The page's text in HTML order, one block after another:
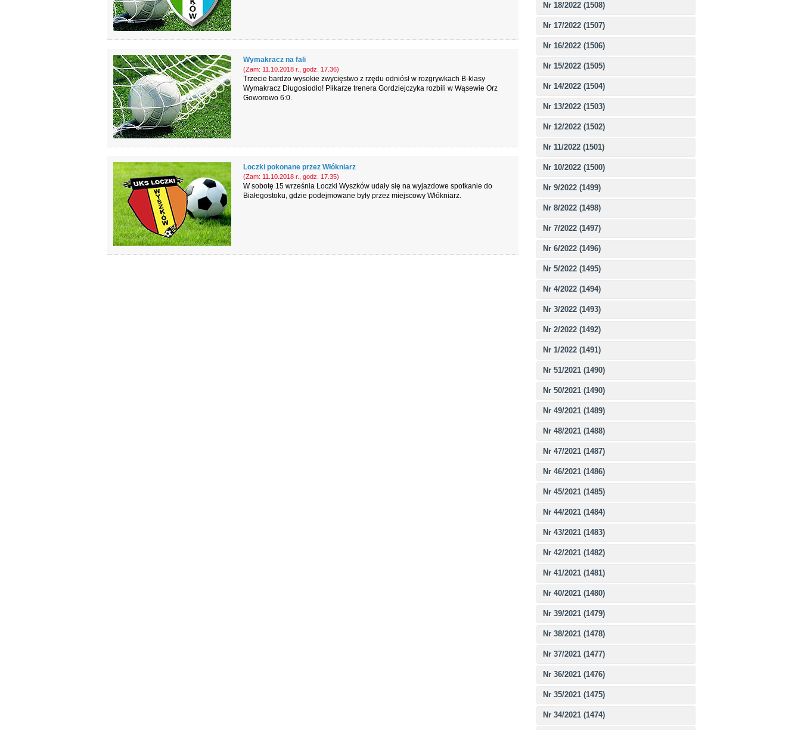
Nr 18/2022 (1508)
Nr 17/2022 (1507)
Nr 16/2022 (1506)
Nr 15/2022 (1505)
Nr 14/2022 (1504)
Nr 13/2022 (1503)
Nr 12/2022 (1502)
Nr 11/2022 (1501)
Nr 10/2022 (1500)
Nr 9/2022 (1499)
Nr 8/2022 (1498)
Nr 7/2022 (1497)
Nr 6/2022 (1496)
Nr 5/2022 (1495)
Nr 4/2022 (1494)
Nr 3/2022 (1493)
Nr 2/2022 (1492)
Nr 1/2022 (1491)
Nr 51/2021 (1490)
Nr 50/2021 (1490)
Nr 49/2021 (1489)
Nr 48/2021 (1488)
Nr 47/2021 (1487)
Nr 46/2021 (1486)
Nr 45/2021 (1485)
Nr 44/2021 (1484)
Nr 43/2021 (1483)
Nr 42/2021 (1482)
Nr 41/2021 (1481)
Nr 40/2021 (1480)
Nr 39/2021 (1479)
Nr 38/2021 (1478)
Nr 37/2021 (1477)
Nr 36/2021 (1476)
Nr 35/2021 (1475)
Nr 34/2021 (1474)
Wymakracz na fali
(Zam: 11.10.2018 r., godz. 17.36)
Trzecie bardzo wysokie zwycięstwo z rzędu odniósł w rozgrywkach B-klasy
Wymakracz Długosiodło! Piłkarze trenera Gordziejczyka rozbili w Wąsewie Orz
Goworowo 6:0.
Loczki pokonane przez Włókniarz
(Zam: 11.10.2018 r., godz. 17.35)
W sobotę 15 września Loczki Wyszków udały się na wyjazdowe spotkanie do
Białegostoku, gdzie podejmowane były przez miejscowy Włókniarz.